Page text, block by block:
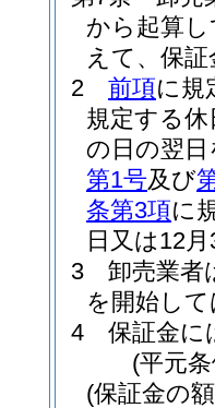
から起算
えて、保
2
前項に規
規定する
の日の翌
第1号及び
条第3項に
日又は12
3
卸売業者
を開始し
4
保証金に
(平元
(保証金の